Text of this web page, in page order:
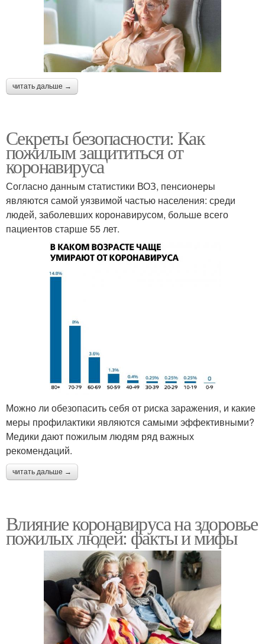
читать дальше →
Секреты безопасности: Как
пожилым защититься от
коронавируса
Согласно данным статистики ВОЗ, пенсионеры
являются самой уязвимой частью населения: среди
людей, заболевших коронавирусом, больше всего
пациентов старше 55 лет.
Можно ли обезопасить себя от риска заражения, и какие
меры профилактики являются самыми эффективными?
Медики дают пожилым людям ряд важных
рекомендаций.
читать дальше →
Влияние коронавируса на здоровье
пожилых людей: факты и мифы